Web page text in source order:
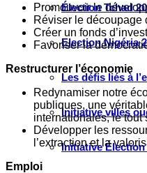
Élection Tchad
Election Nigéria
Les défis liés à
Initiative villes
Initiative Élection
Promouvoir le
Réviser le découpage
Créer un fonds
Favoriser la
Restructurer l’économie
Redynamiser notre
publiques, une
internationales, le tout
Développer les
l’extraction et la
Emploi